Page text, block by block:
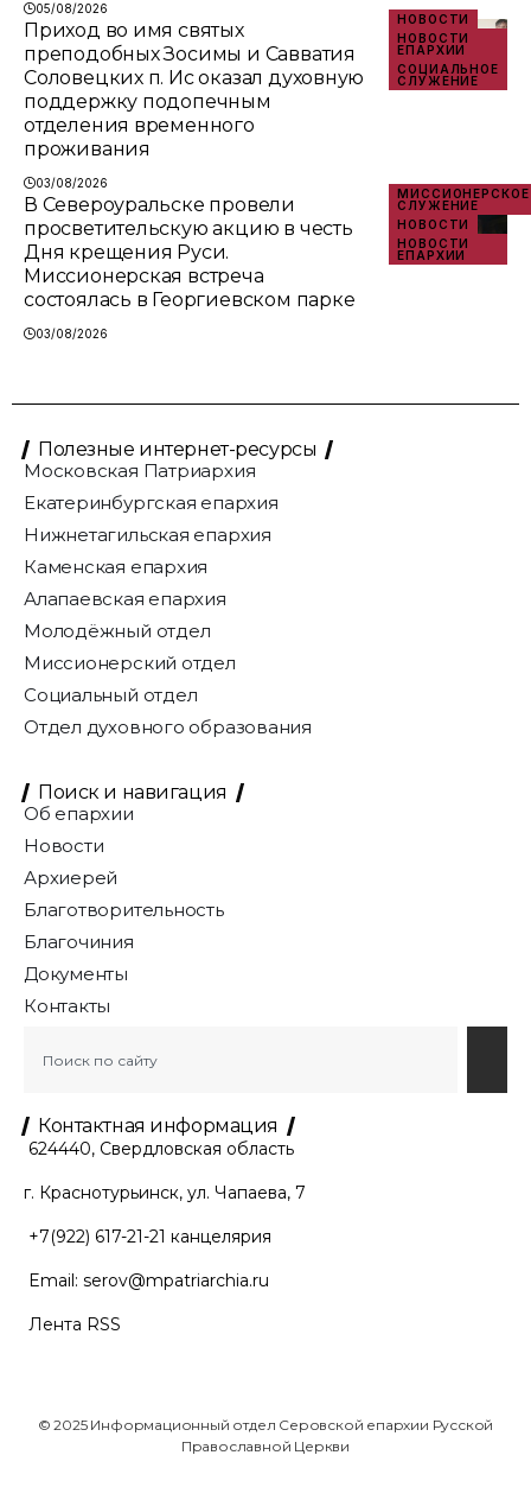
05/08/2026
НОВОСТИ
НОВОСТИ
ЕПАРХИИ
СОЦИАЛЬНОЕ
СЛУЖЕНИЕ
Приход во имя святых
преподобных Зосимы и Савватия
Соловецких п. Ис оказал духовную
поддержку подопечным
отделения временного
проживания
03/08/2026
МИССИОНЕРСКОЕ
СЛУЖЕНИЕ
НОВОСТИ
НОВОСТИ
ЕПАРХИИ
В Североуральске провели
просветительскую акцию в честь
Дня крещения Руси.
Миссионерская встреча
состоялась в Георгиевском парке
03/08/2026
Полезные интернет-ресурсы
Московская Патриархия
Екатеринбургская епархия
Нижнетагильская епархия
Каменская епархия
Алапаевская епархия
Молодёжный отдел
Миссионерский отдел
Социальный отдел
Отдел духовного образования
Поиск и навигация
Об епархии
Новости
Архиерей
Благотворительность
Благочиния
Документы
Контакты
Контактная информация
624440, Свердловская область
г. Краснотурьинск, ул. Чапаева, 7
+7(922) 617-21-21 канцелярия
Email: serov@mpatriarchia.ru
Лента RSS
© 2025 Информационный отдел Серовской епархии Русской
Православной Церкви